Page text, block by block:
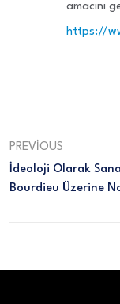
amacını
https://
PREVIOUS
İdeoloji Olarak
Bourdieu Üzerine